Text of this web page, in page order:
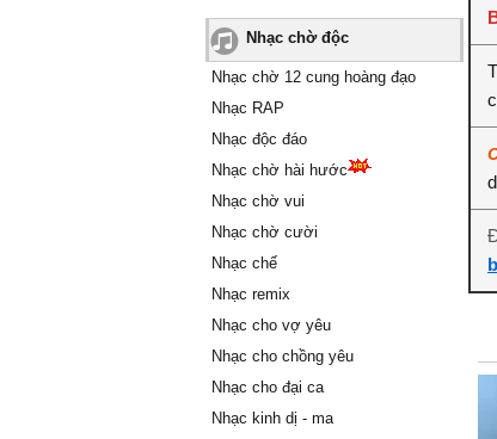
Nhạc chờ độc
Nhạc chờ 12 cung hoàng đạo
Nhạc RAP
Nhạc độc đáo
Nhạc chờ hài hước
Nhạc chờ vui
Nhạc chờ cười
Nhạc chế
Nhạc remix
Nhạc cho vợ yêu
Nhạc cho chồng yêu
Nhạc cho đại ca
Nhạc kinh dị - ma